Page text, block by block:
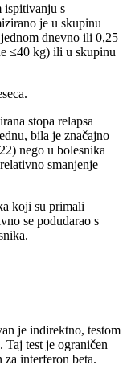
ispitivanju s
je u skupinu
dnevno ili 0,25
≤40 kg) ili u skupinu
stopa relapsa
bila je značajno
nego u bolesnika
smanjenje
koji su primali
se podudarao s
je indirektno, testom
Taj test je ograničen
interferon beta.